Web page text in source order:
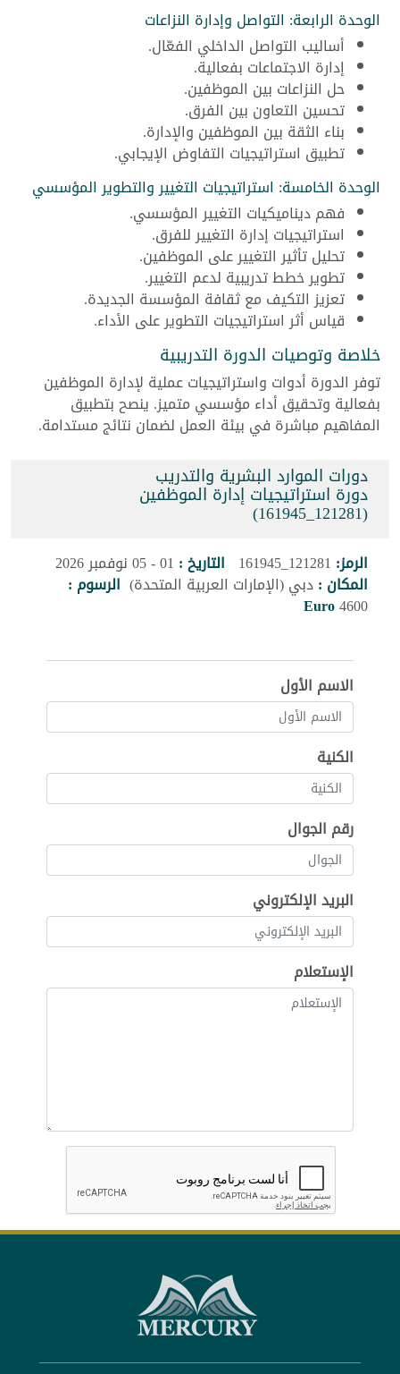
الوحدة الرابعة: التواصل وإدارة النزاعات
أساليب التواصل الداخلي الفعّال.
إدارة الاجتماعات بفعالية.
حل النزاعات بين الموظفين.
تحسين التعاون بين الفرق.
بناء الثقة بين الموظفين والإدارة.
تطبيق استراتيجيات التفاوض الإيجابي.
الوحدة الخامسة: استراتيجيات التغيير والتطوير المؤسسي
فهم ديناميكيات التغيير المؤسسي.
استراتيجيات إدارة التغيير للفرق.
تحليل تأثير التغيير على الموظفين.
تطوير خطط تدريبية لدعم التغيير.
تعزيز التكيف مع ثقافة المؤسسة الجديدة.
قياس أثر استراتيجيات التطوير على الأداء.
خلاصة وتوصيات الدورة التدريبية
توفر الدورة أدوات واستراتيجيات عملية لإدارة الموظفين
بفعالية وتحقيق أداء مؤسسي متميز. ينصح بتطبيق
المفاهيم مباشرة في بيئة العمل لضمان نتائج مستدامة.
دورات الموارد البشرية والتدريب
دورة استراتيجيات إدارة الموظفين
(121281_161945)
الرمز: 121281_161945 التاريخ : 01 - 05 نوفمبر 2026
المكان :دبي (الإمارات العربية المتحدة) الرسوم :
4600
Euro
الاسم الأول
الكنية
رقم الجوال
البريد الإلكتروني
الإستعلام